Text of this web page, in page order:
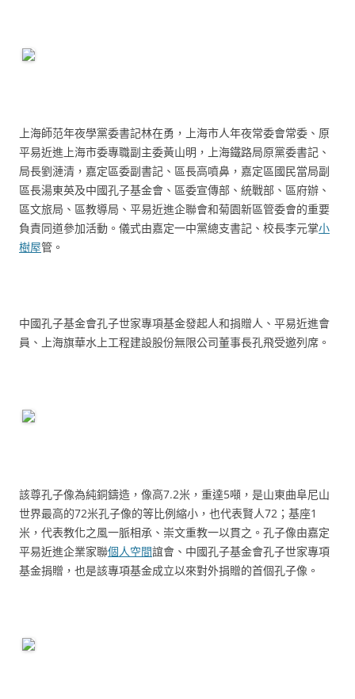
上海師范年夜學黨委書記林在勇，上海市人年夜常委會常委、原
平易近進上海市委專職副主委黃山明，上海鐵路局原黨委書記、
局長劉漣清，嘉定區委副書記、區長高噴鼻，嘉定區國民當局副
區長湯東英及中國孔子基金會、區委宣傳部、統戰部、區府辦、
區文旅局、區教導局、平易近進企聯會和菊園新區管委會的重要
負責同道參加活動。儀式由嘉定一中黨總支書記、校長李元掌小
樹屋管。
中國孔子基金會孔子世家專項基金發起人和捐贈人、平易近進會
員、上海旗華水上工程建設股份無限公司董事長孔飛受邀列席。
該尊孔子像為純銅鑄造，像高7.2米，重達5噸，是山東曲阜尼山
世界最高的72米孔子像的等比例縮小，也代表賢人72；基座1
米，代表教化之風一脈相承、崇文重教一以貫之。孔子像由嘉定
平易近進企業家聯個人空間誼會、中國孔子基金會孔子世家專項
基金捐贈，也是該專項基金成立以來對外捐贈的首個孔子像。